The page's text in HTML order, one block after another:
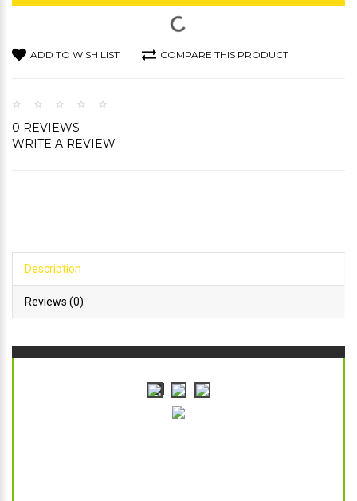
ADD TO WISH LIST COMPARE THIS PRODUCT
0 REVIEWS
WRITE A REVIEW
Description
Reviews (0)